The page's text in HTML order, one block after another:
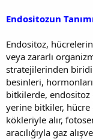
Endositozun
Endositoz,
veya zararlı
stratejilerinden
besinleri,
bitkilerde,
yerine bitkiler, hücre
kökleriyle alır,
aracılığıyla gaz